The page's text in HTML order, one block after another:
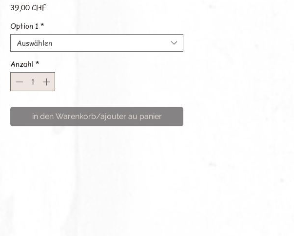
39,00 CHFPreis
Option 1 *
Auswählen
Anzahl *
in den Warenkorb/ajouter au panier